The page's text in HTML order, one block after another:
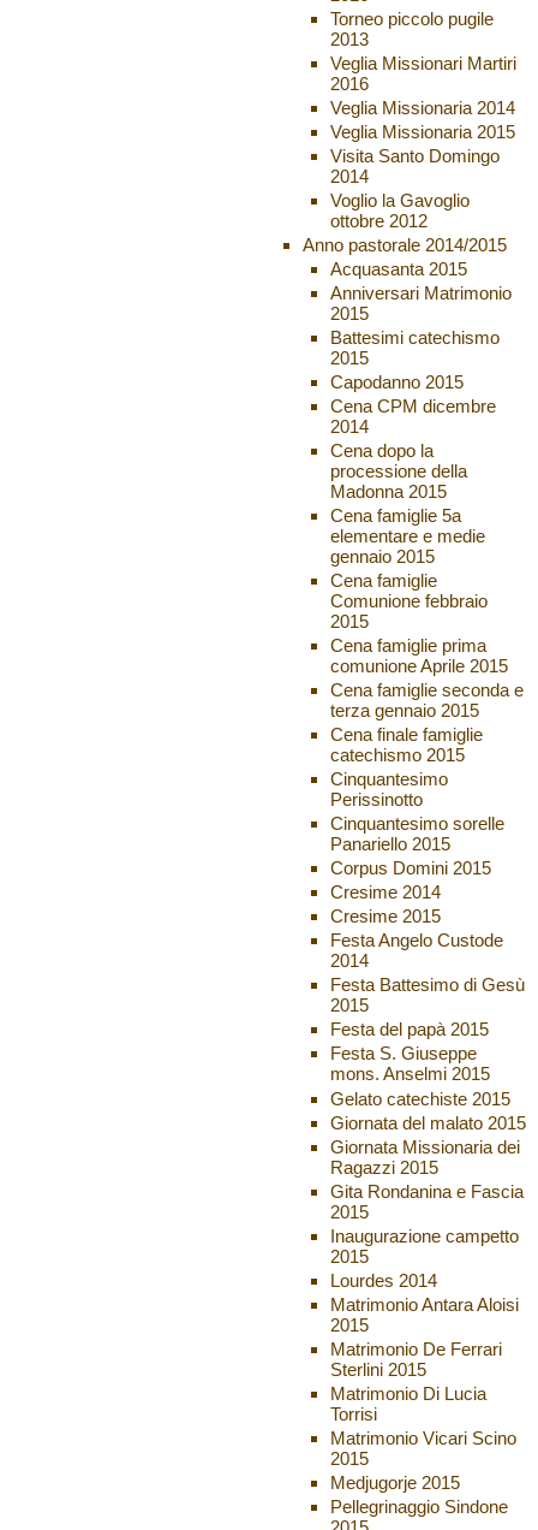
Torneo piccolo pugile
2013
Veglia Missionari Martiri
2016
Veglia Missionaria 2014
Veglia Missionaria 2015
Visita Santo Domingo
2014
Voglio la Gavoglio
ottobre 2012
Anno pastorale 2014/2015
Acquasanta 2015
Anniversari Matrimonio
2015
Battesimi catechismo
2015
Capodanno 2015
Cena CPM dicembre
2014
Cena dopo la
processione della
Madonna 2015
Cena famiglie 5a
elementare e medie
gennaio 2015
Cena famiglie
Comunione febbraio
2015
Cena famiglie prima
comunione Aprile 2015
Cena famiglie seconda e
terza gennaio 2015
Cena finale famiglie
catechismo 2015
Cinquantesimo
Perissinotto
Cinquantesimo sorelle
Panariello 2015
Corpus Domini 2015
Cresime 2014
Cresime 2015
Festa Angelo Custode
2014
Festa Battesimo di Gesù
2015
Festa del papà 2015
Festa S. Giuseppe
mons. Anselmi 2015
Gelato catechiste 2015
Giornata del malato 2015
Giornata Missionaria dei
Ragazzi 2015
Gita Rondanina e Fascia
2015
Inaugurazione campetto
2015
Lourdes 2014
Matrimonio Antara Aloisi
2015
Matrimonio De Ferrari
Sterlini 2015
Matrimonio Di Lucia
Torrisi
Matrimonio Vicari Scino
2015
Medjugorje 2015
Pellegrinaggio Sindone